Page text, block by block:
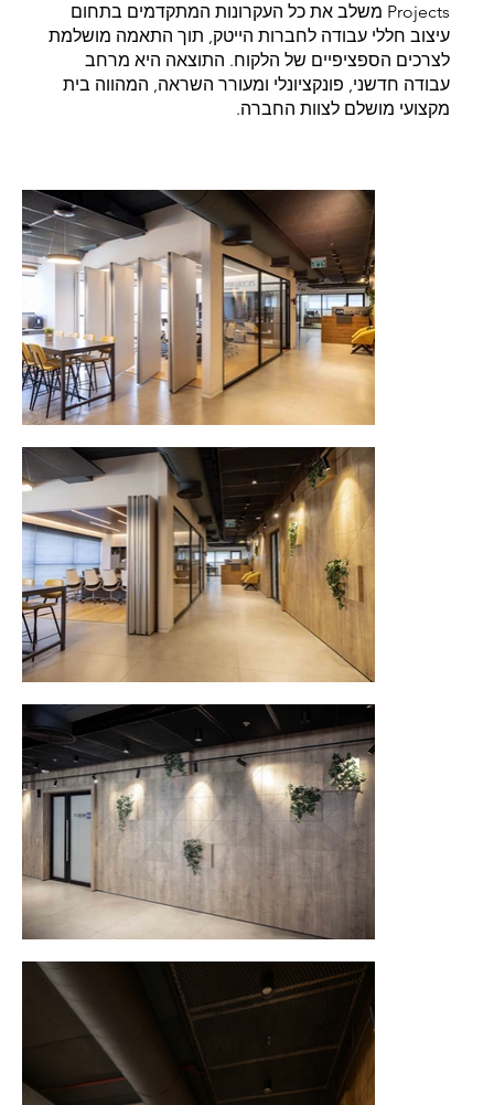
Projects משלב את כל העקרונות המתקדמים בתחום
עיצוב חללי עבודה לחברות הייטק, תוך התאמה מושלמת
לצרכים הספציפיים של הלקוח. התוצאה היא מרחב
עבודה חדשני, פונקציונלי ומעורר השראה, המהווה בית
מקצועי מושלם לצוות החברה.